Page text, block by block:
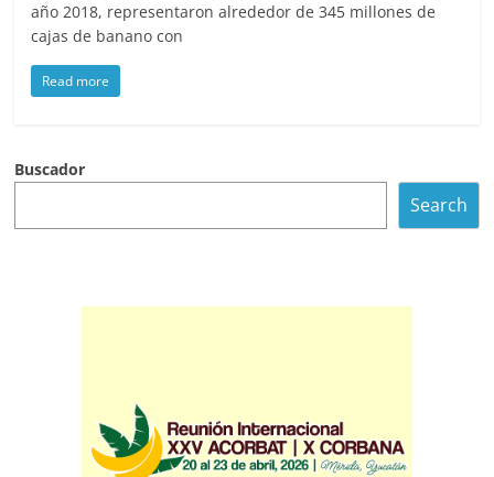
año 2018, representaron alrededor de 345 millones de
cajas de banano con
Read more
Buscador
Search